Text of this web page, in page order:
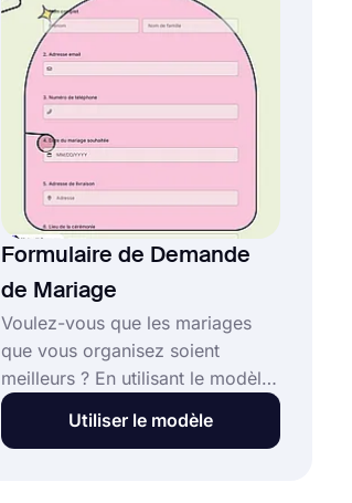
rafraîchissements et les budgets
sans dépenser d'énergie.
Commencez rapidement avec
forms.app !
Formulaire de Demande
de Mariage
Voulez-vous que les mariages
que vous organisez soient
meilleurs ? En utilisant le modèle
de formulaire de demande de
mariage, vous pouvez
Utiliser le modèle